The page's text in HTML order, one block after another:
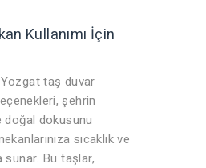
Kullanımı İçin
Yozgat taş duvar
şehrin
dokusunu
sıcaklık ve
Bu taşlar,